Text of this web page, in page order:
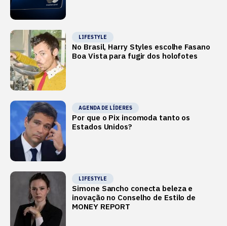
LIFESTYLE
No Brasil, Harry Styles escolhe Fasano
Boa Vista para fugir dos holofotes
AGENDA DE LÍDERES
Por que o Pix incomoda tanto os
Estados Unidos?
LIFESTYLE
Simone Sancho conecta beleza e
inovação no Conselho de Estilo de
MONEY REPORT